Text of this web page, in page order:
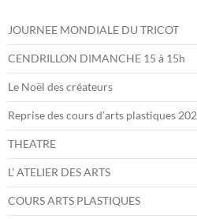
JOURNEE MONDIALE DU TRICOT
CENDRILLON DIMANCHE 15 à 15h
Le Noël des créateurs
Reprise des cours d’arts plastiques
THEATRE
L’ ATELIER DES ARTS
COURS ARTS PLASTIQUES